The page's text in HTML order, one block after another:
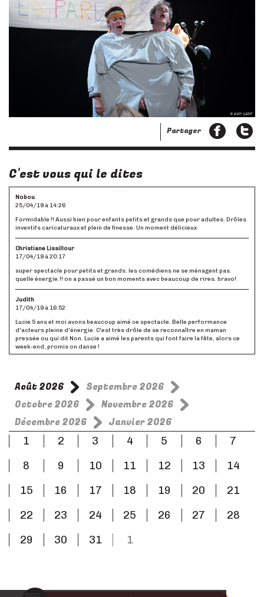
Partager
C'est vous qui le dites
Nobou
25/04/19 à 14:26
Formidable !! Aussi bien pour enfants petits et grands que pour adultes. Drôles
inventifs caricaturaux et plein de finesse. Un moment délicieux
Christiane Lissillour
17/04/19 à 20:17
super spectacle pour petits et grands. les comédiens ne se ménagent pas.
quelle énergie.!! on a passé un bon moments avec beaucoup de rires. bravo!
Judith
17/04/19 à 16:52
Lucie 5 ans et moi avons beaucoup aimé ce spectacle. Belle performance
d'acteurs pleine d'énergie. C'est très drôle de se reconnaître en maman
pressée ou qui dit Non. Lucie a aimé les parents qui font faire la fête, alors ce
week-end, promis on danse !
Nous sommes déçus par le spectacle car les personnages ne sont pas assez
typés pour différencier chaque catégorie de parents. L'accompagnement
musical n'est pas assez important , il y a beaucoup trop de cris et le vocabulaire
26/03/19 à 10:31
de 14h au 04 78 82 86 30. Bien à vous,
d'Hennezel Lola
25/03/19 à 18:35
Bonjour, Je souhaiterais obtenir un devis et savoir s'il est possible de réserver
une séance pour le spectacle "Viens choisir tes parents". Nous souhaiterions
enfants et 4 accompagnateurs. Merci Cordialement
Août 2026
Septembre 2026
Octobre 2026
Novembre 2026
Décembre 2026
Janvier 2026
1
2 3 4 5 6
7
8
9 10 11 12 13
14
15
16 17 18 19 20
21
22
23 24 25 26 27
28
29
30 31 1